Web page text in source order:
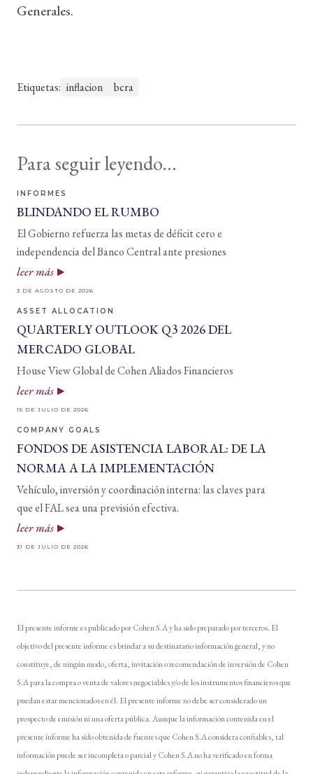
Generales.
Etiquetas: inflacion bcra
Para seguir leyendo...
INFORMES
BLINDANDO EL RUMBO
El Gobierno refuerza las metas de déficit cero e
independencia del Banco Central ante presiones
leer más
3 DE AGOSTO DE 2026
ASSET ALLOCATION
QUARTERLY OUTLOOK Q3 2026 DEL
MERCADO GLOBAL
House View Global de Cohen Aliados Financieros
leer más
15 DE JULIO DE 2026
COMPANY GOALS
FONDOS DE ASISTENCIA LABORAL: DE LA
NORMA A LA IMPLEMENTACIÓN
Vehículo, inversión y coordinación interna: las claves para
que el FAL sea una previsión efectiva.
leer más
31 DE JULIO DE 2026
El presente informe es publicado por Cohen S.A y ha sido preparado por terceros. El
objetivo del presente informe es brindar a su destinatario información general, y no
constituye, de ningún modo, oferta, invitación o recomendación de inversión de Cohen
S.A para la compra o venta de valores negociables y/o de los instrumentos financieros que
puedan estar mencionados en él. El presente informe no debe ser considerado un
prospecto de emisión ni una oferta pública. Aunque la información contenida en el
presente informe ha sido obtenida de fuentes que Cohen S.A considera confiables, tal
información puede ser incompleta o parcial y Cohen S.A no ha verificado en forma